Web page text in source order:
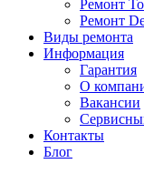
Ремонт
Ремонт
Виды ремонта
Информация
Гарантия
О
Вакансии
Контакты
Блог